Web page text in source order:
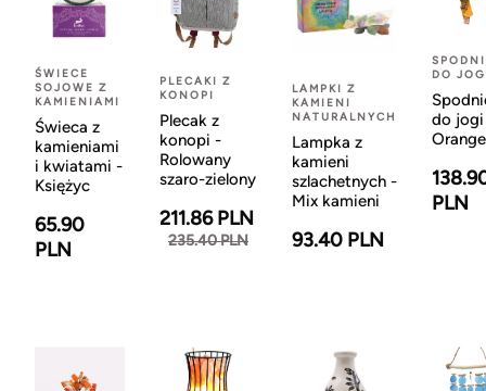
ŚWIECE
SOJOWE Z
KAMIENIAMI
Świeca z
kamieniami
i kwiatami -
Księżyc
65.90
PLN
PLECAKI Z
KONOPI
Plecak z
konopi -
Rolowany
szaro-zielony
211.86 PLN
235.40 PLN
LAMPKI Z
KAMIENI
NATURALNYCH
Lampka z
kamieni
szlachetnych -
Mix kamieni
93.40 PLN
DO
do
Orange
PLN